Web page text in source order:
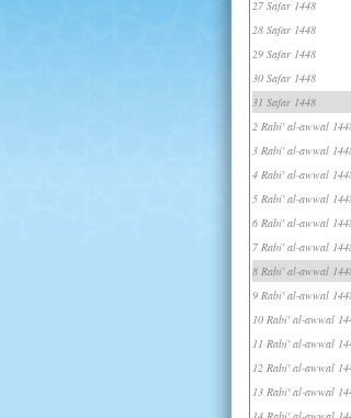
27 Safar 1448
28 Safar 1448
29 Safar 1448
30 Safar 1448
31 Safar 1448
2 Rabi' al-awwal
3 Rabi' al-awwal
4 Rabi' al-awwal
5 Rabi' al-awwal
6 Rabi' al-awwal
7 Rabi' al-awwal
8 Rabi' al-awwal
9 Rabi' al-awwal
10 Rabi' al-awwal
11 Rabi' al-awwal
12 Rabi' al-awwal
13 Rabi' al-awwal